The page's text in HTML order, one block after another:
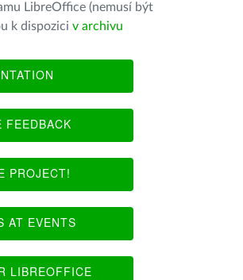
LibreOffice (nemusí být
k dispozici v archivu
FEEDBACK
PROJECT!
AT EVENTS
LIBREOFFICE